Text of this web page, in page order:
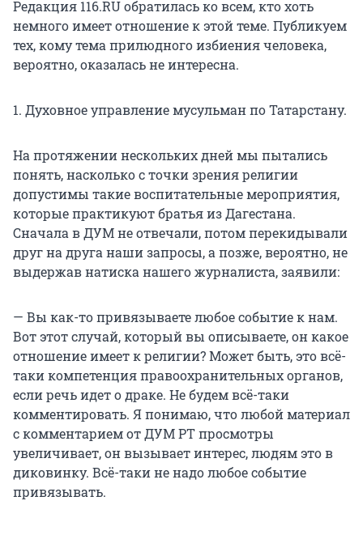
Редакция 116.RU обратилась ко всем, кто хоть
немного имеет отношение к этой теме. Публикуем
тех, кому тема прилюдного избиения человека,
вероятно, оказалась не интересна.
1. Духовное управление мусульман по Татарстану.
На протяжении нескольких дней мы пытались
понять, насколько с точки зрения религии
допустимы такие воспитательные мероприятия,
которые практикуют братья из Дагестана.
Сначала в ДУМ не отвечали, потом перекидывали
друг на друга наши запросы, а позже, вероятно, не
выдержав натиска нашего журналиста, заявили:
— Вы как-то привязываете любое событие к нам.
Вот этот случай, который вы описываете, он какое
отношение имеет к религии? Может быть, это всё-
таки компетенция правоохранительных органов,
если речь идет о драке. Не будем всё-таки
комментировать. Я понимаю, что любой материал
с комментарием от ДУМ РТ просмотры
увеличивает, он вызывает интерес, людям это в
диковинку. Всё-таки не надо любое событие
привязывать.